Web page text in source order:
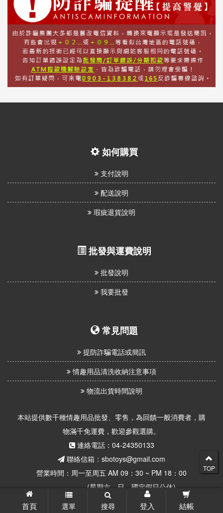
首頁 選單 搜尋 登入 結帳
如何購買
支付說明
配送說明
瑕疵退貨說明
批發與運費說明
批發說明
我要批發
常見問題
提防詐騙電話或簡訊
情趣用品清洗收納注意事項
物流出貨時間說明
本站提供數千種情趣用品批發、零售，為回饋一般消費者，購
物滿千免運費，歡迎參觀選購。
連絡電話：04-24350133
聯絡信箱：sbotoys@gmail.com
營業時間：周一至周五 AM 09：30 ~ PM 18：00
(星期六、日、國定假日公休)
TOP